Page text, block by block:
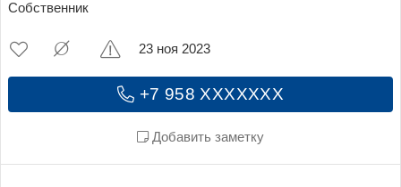
Собственник
+7 958 XXXXXXX
Добавить заметку
23 ноя 2023